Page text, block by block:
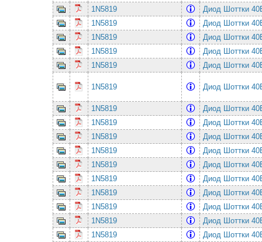
1N5819
Диод Шоттки
1N5819
Диод Шоттки
1N5819
Диод Шоттки
1N5819
Диод Шоттки
1N5819
Диод Шоттки
1N5819 Диод Шоттки
1N5819
Диод Шоттки
1N5819
Диод Шоттки
1N5819
Диод Шоттки
1N5819
Диод Шоттки
1N5819
Диод Шоттки
1N5819
Диод Шоттки
1N5819
Диод Шоттки
1N5819
Диод Шоттки
1N5819
Диод Шоттки
1N5819
Диод Шоттки